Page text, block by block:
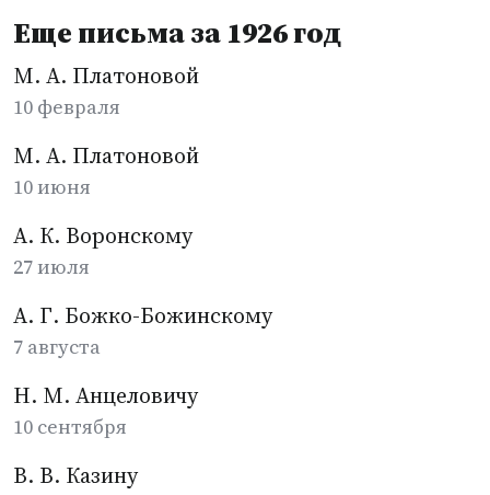
Еще письма за 1926 год
М. А. Платоновой
10 февраля
М. А. Платоновой
10 июня
А. К. Воронскому
27 июля
А. Г. Божко-Божинскому
7 августа
Н. М. Анцеловичу
10 сентября
В. В. Казину